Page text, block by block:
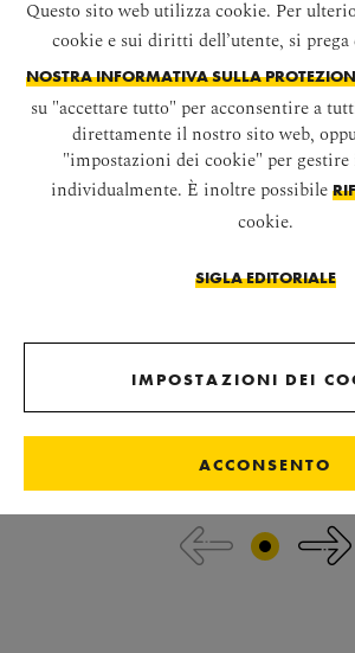
AVVIA LO SLIDESHOW
Questo sito web utilizza cookie. Per
cookie e sui diritti dell’utente, si
NOSTRA INFORMATIVA SULLA
su "accettare tutto" per acconsentire a
direttamente il nostro sito web,
"impostazioni dei cookie" per
individualmente. È inoltre possibile
cookie.
SIGLA EDITORIALE
IMPOSTAZIONI DEI
ACCONSENTO